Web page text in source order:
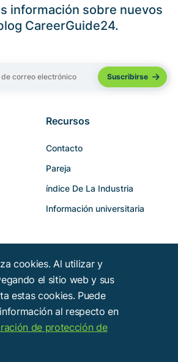
información sobre nuevos
CareerGuide24.
Recursos
Contacto
Pareja
índice De La Industria
Información universitaria
cookies. Al utilizar y
el sitio web y sus
estas cookies. Puede
al respecto en
de protección de